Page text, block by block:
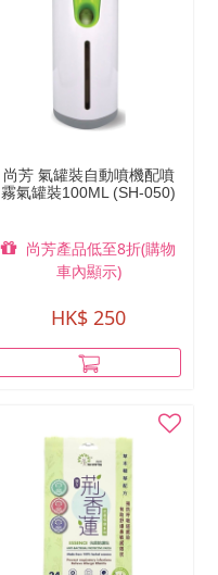
尚芳 氣罐裝自動噴機配噴
霧氣罐裝100ML (SH-050)
尚芳產品低至8折(購物
車內顯示)
HK$ 250